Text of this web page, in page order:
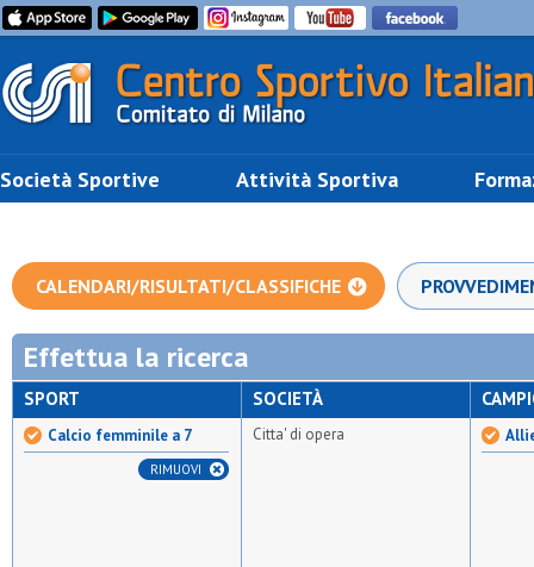
Società Sportive Attività Sportiva
CALENDARI/RISULTATI/CLASSIFICHE
Effettua la ricerca
SPORT
Calcio femminile a 7
RIMUOVI
SOCIETÀ
Citta' di opera